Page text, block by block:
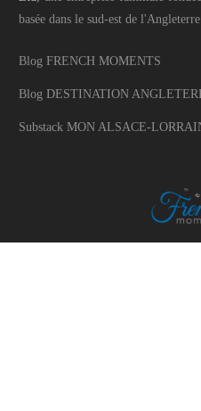
basée dans le sud-est de
Blog FRENCH MOMENTS
Blog DESTINATION
Substack MON ALSACE-